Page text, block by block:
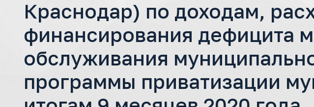
Краснодар) по доходам,
финансирования дефицита
обслуживания
программы приватизации